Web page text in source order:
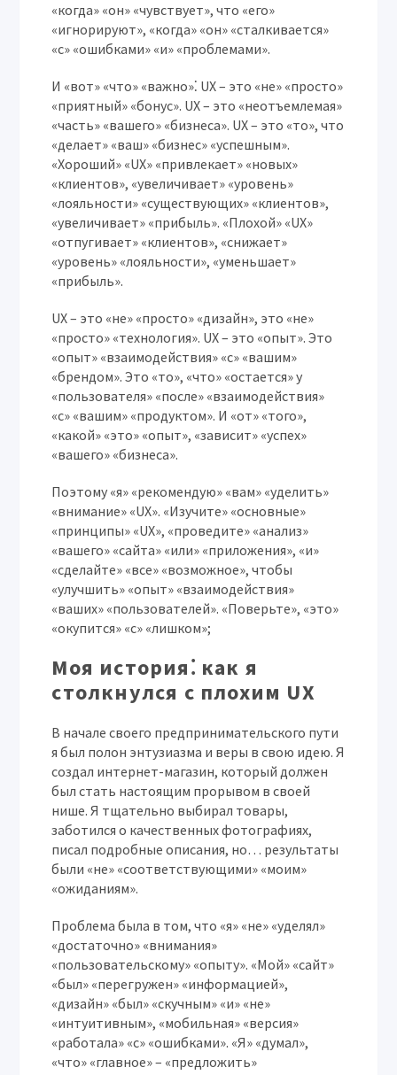
«когда» «он» «чувствует», что «его»
«игнорируют», «когда» «он» «сталкивается»
«с» «ошибками» «и» «проблемами».
И «вот» «что» «важно»⁚ UX – это «не» «просто»
«приятный» «бонус». UX – это «неотъемлемая»
«часть» «вашего» «бизнеса». UX – это «то», что
«делает» «ваш» «бизнес» «успешным».
«Хороший» «UX» «привлекает» «новых»
«клиентов», «увеличивает» «уровень»
«лояльности» «существующих» «клиентов»,
«увеличивает» «прибыль». «Плохой» «UX»
«отпугивает» «клиентов», «снижает»
«уровень» «лояльности», «уменьшает»
«прибыль».
UX – это «не» «просто» «дизайн», это «не»
«просто» «технология». UX – это «опыт». Это
«опыт» «взаимодействия» «с» «вашим»
«брендом». Это «то», «что» «остается» у
«пользователя» «после» «взаимодействия»
«с» «вашим» «продуктом». И «от» «того»,
«какой» «это» «опыт», «зависит» «успех»
«вашего» «бизнеса».
Поэтому «я» «рекомендую» «вам» «уделить»
«внимание» «UX». «Изучите» «основные»
«принципы» «UX», «проведите» «анализ»
«вашего» «сайта» «или» «приложения», «и»
«сделайте» «все» «возможное», чтобы
«улучшить» «опыт» «взаимодействия»
«ваших» «пользователей». «Поверьте», «это»
«окупится» «с» «лишком»;
Моя история⁚ как я
столкнулся с плохим UX
В начале своего предпринимательского пути
я был полон энтузиазма и веры в свою идею. Я
создал интернет-магазин, который должен
был стать настоящим прорывом в своей
нише. Я тщательно выбирал товары,
заботился о качественных фотографиях,
писал подробные описания, но… результаты
были «не» «соответствующими» «моим»
«ожиданиям».
Проблема была в том, что «я» «не» «уделял»
«достаточно» «внимания»
«пользовательскому» «опыту». «Мой» «сайт»
«был» «перегружен» «информацией»,
«дизайн» «был» «скучным» «и» «не»
«интуитивным», «мобильная» «версия»
«работала» «с» «ошибками». «Я» «думал»,
«что» «главное» – «предложить»